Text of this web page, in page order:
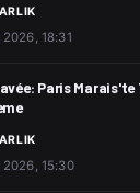
18:31
Paris
2026, 15:30